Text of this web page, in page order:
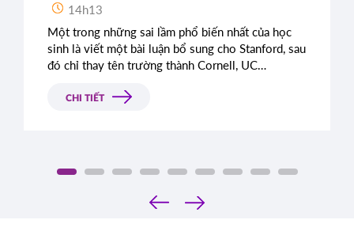
TOP ĐẦU MỸ
14h13
Một trong những sai lầm phổ biến nhất của học
sinh là viết một bài luận bổ sung cho Stanford, sau
đó chỉ thay tên trường thành Cornell, UC
CHI TIẾT
‹
›